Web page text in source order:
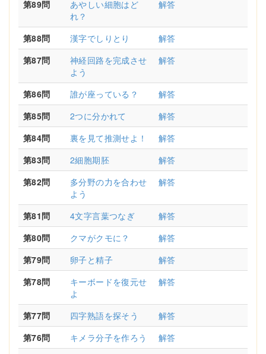
第89問
あやしい細胞はど
れ？
解答
第88問 漢字でしりとり
解答
第87問
神経回路を完成させ
よう
解答
第86問 誰が座っている？
解答
第85問
2つに分かれて
解答
第84問
裏を見て推測せよ！
解答
第83問
2細胞期胚
解答
第82問
多分野の力を合わせ
よう
解答
第81問 4文字言葉つなぎ
解答
第80問
クマがクモに？
解答
第79問
卵子と精子
解答
第78問
キーボードを復元せ
よ
解答
第77問 四字熟語を探そう
解答
第76問
キメラ分子を作ろう
解答